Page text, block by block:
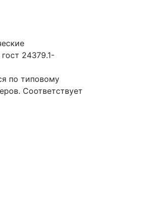
24379.1-
по типовому
Соответствует